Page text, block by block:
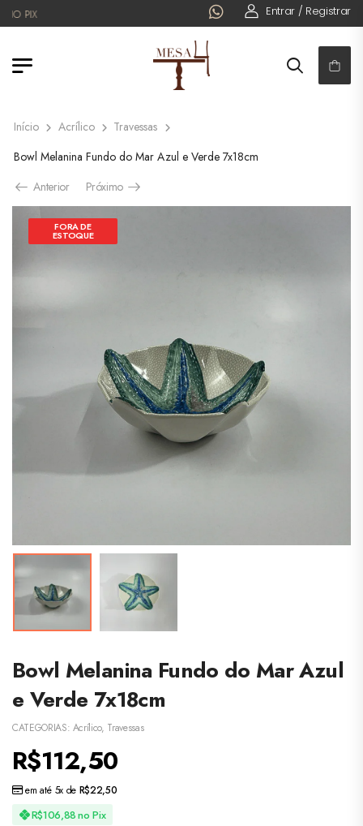
PIX Entrar / Registrar
Início Acrílico
Travessas
Bowl Melanina Fundo do Mar Azul e Verde 7x18cm
Anterior
Próximo
FORA DE
ESTOQUE
Bowl Melanina Fundo do Mar Azul
e Verde 7x18cm
CATEGORIAS: Acrílico, Travessas
R$112,50
R$106,88no Pix
em até 5x de R$22,50